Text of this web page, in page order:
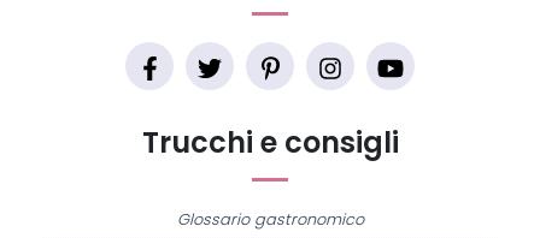
Trucchi e consigli
Glossario gastronomico